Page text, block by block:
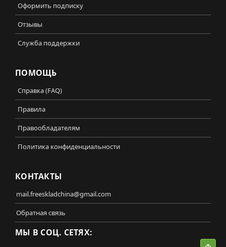
Оформить подписку
Отзывы
Служба поддержки
ПОМОЩЬ
Справка (FAQ)
Правила
Правообладателям
Политика конфиденциальности
КОНТАКТЫ
mail.freeskladchina@gmail.com
Обратная связь
МЫ В СОЦ. СЕТЯХ: